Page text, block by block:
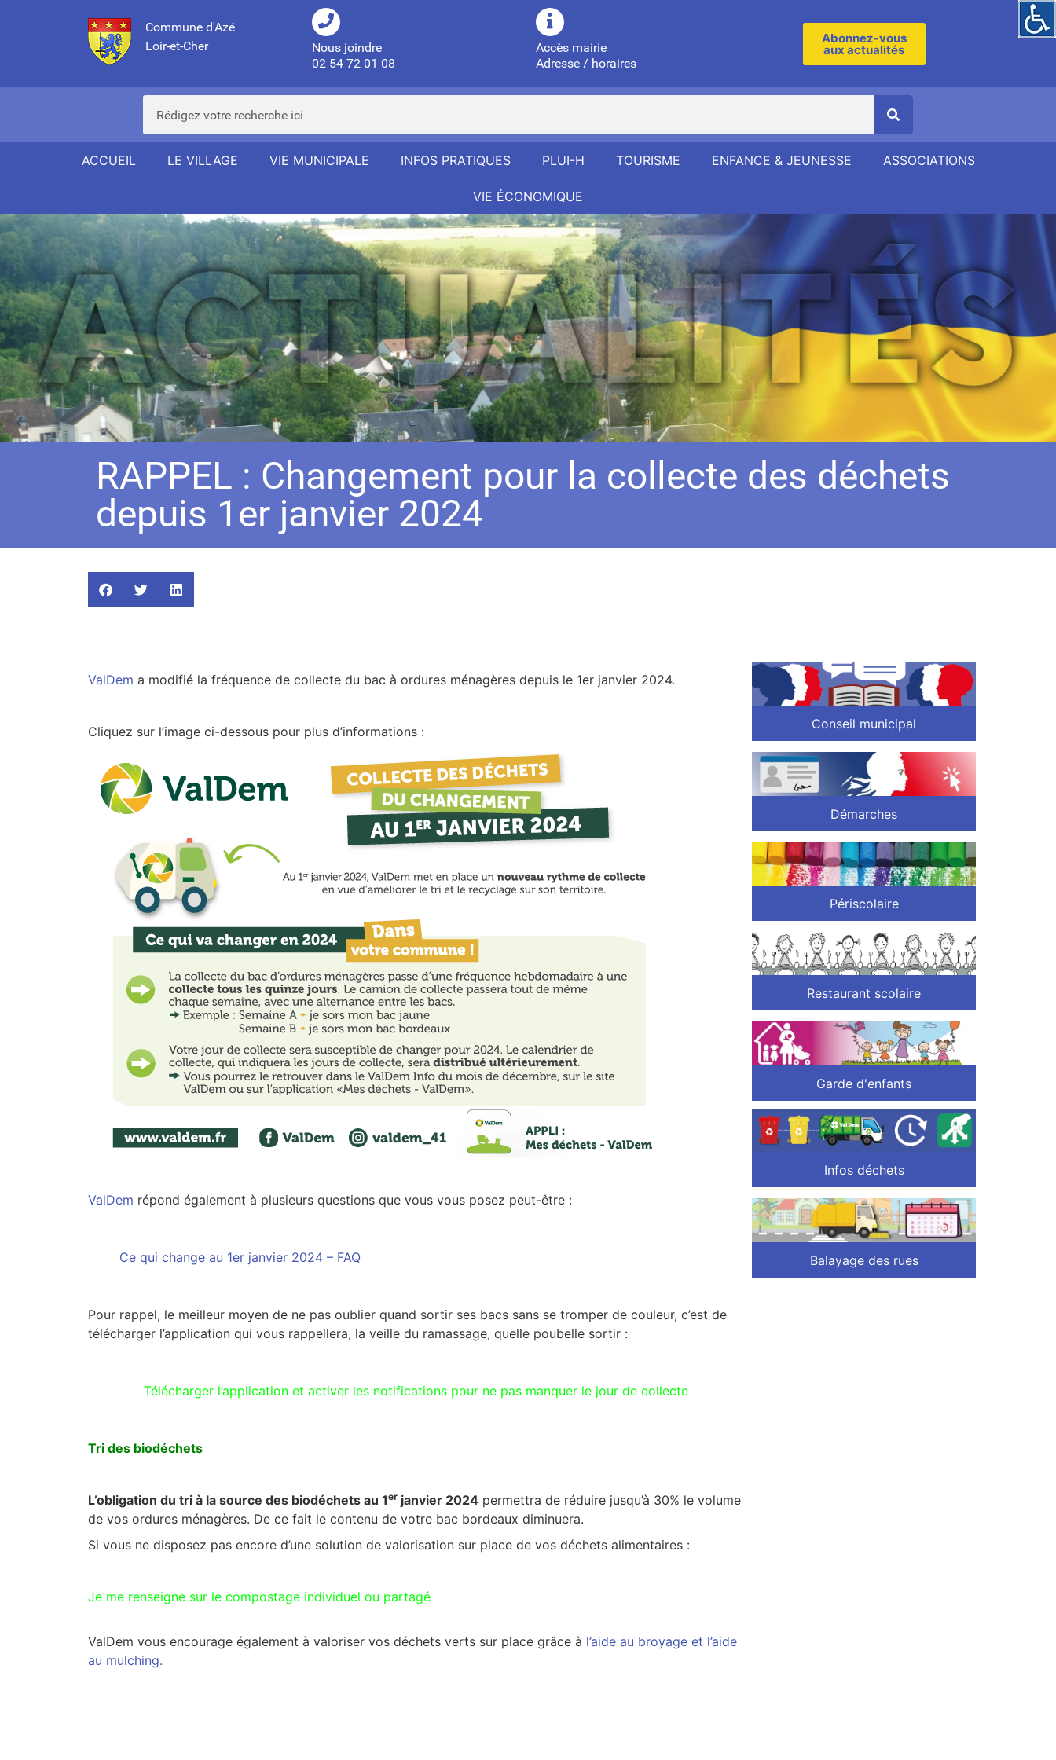
Commune d'Azé
Loir-et-Cher
Nous joindre
02 54 72 01 08
Accès mairie
Adresse / horaires
Abonnez-vous
aux actualités
ACCUEIL LE VILLAGE VIE MUNICIPALE INFOS PRATIQUES PLUI-H TOURISME ENFANCE & JEUNESSE ASSOCIATIONS
VIE ÉCONOMIQUE
RAPPEL : Changement pour la collecte des déchets
depuis 1er janvier 2024
ValDem a modifié la fréquence de collecte du bac à ordures ménagères depuis le 1er janvier 2024.
Cliquez sur l’image ci-dessous pour plus d’informations :
ValDem répond également à plusieurs questions que vous vous posez peut-être :
Ce qui change au 1er janvier 2024 – FAQ
Pour rappel, le meilleur moyen de ne pas oublier quand sortir ses bacs sans se tromper de couleur, c’est de
télécharger l’application qui vous rappellera, la veille du ramassage, quelle poubelle sortir :
Télécharger l’application et activer les notifications pour ne pas manquer le jour de collecte
Tri des biodéchets
L’obligation du tri à la source des biodéchets au 1er janvier 2024 permettra de réduire jusqu’à 30% le volume
de vos ordures ménagères. De ce fait le contenu de votre bac bordeaux diminuera.
Si vous ne disposez pas encore d’une solution de valorisation sur place de vos déchets alimentaires :
Je me renseigne sur le compostage individuel ou partagé
ValDem vous encourage également à valoriser vos déchets verts sur place grâce à l’aide au broyage et l’aide
au mulching.
Conseil municipal
Démarches
Périscolaire
Restaurant scolaire
Garde d'enfants
Infos déchets
Balayage des rues